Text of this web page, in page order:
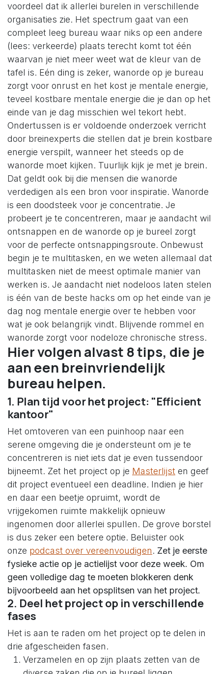
voordeel dat ik allerlei burelen in verschillende
organisaties zie. Het spectrum gaat van een
compleet leeg bureau waar niks op een andere
(lees: verkeerde) plaats terecht komt tot één
waarvan je niet meer weet wat de kleur van de
tafel is. Eén ding is zeker, wanorde op je bureau
zorgt voor onrust en het kost je mentale energie,
teveel kostbare mentale energie die je dan op het
einde van je dag misschien wel tekort hebt.
Ondertussen is er voldoende onderzoek verricht
door breinexperts die stellen dat je brein kostbare
energie verspilt, wanneer het steeds op de
wanorde moet kijken. Tuurlijk kijk je met je brein.
Dat geldt ook bij die mensen die wanorde
verdedigen als een bron voor inspiratie. Wanorde
is een doodsteek voor je concentratie. Je
probeert je te concentreren, maar je aandacht wil
ontsnappen en de wanorde op je bureel zorgt
voor de perfecte ontsnappingsroute. Onbewust
begin je te multitasken, en we weten allemaal dat
multitasken niet de meest optimale manier van
werken is. Je aandacht niet nodeloos laten stelen
is één van de beste hacks om op het einde van je
dag nog mentale energie over te hebben voor
wat je ook belangrijk vindt. Blijvende rommel en
wanorde zorgt voor nodeloze chronische stress.
Hier volgen alvast 8 tips, die je
aan een breinvriendelijk
bureau helpen.
1. Plan tijd voor het project: "Efficient
kantoor"
Het omtoveren van een puinhoop naar een
serene omgeving die je ondersteunt om je te
concentreren is niet iets dat je even tussendoor
bijneemt. Zet het project op je Masterlijst en geef
dit project eventueel een deadline. Indien je hier
en daar een beetje opruimt, wordt de
vrijgekomen ruimte makkelijk opnieuw
ingenomen door allerlei spullen. De grove borstel
is dus zeker een betere optie. Beluister ook
onze podcast over vereenvoudigen. Zet je eerste
fysieke actie op je actielijst voor deze week. Om
geen volledige dag te moeten blokkeren denk
bijvoorbeeld aan het opsplitsen van het project.
2. Deel het project op in verschillende
fases
Het is aan te raden om het project op te delen in
drie afgescheiden fasen.
Verzamelen en op zijn plaats zetten van de